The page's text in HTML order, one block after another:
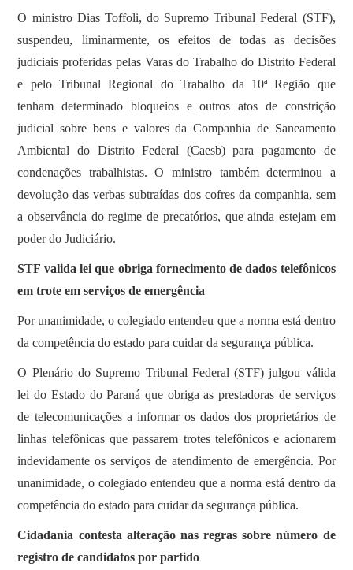
O ministro Dias Toffoli, do Supremo Tribunal Federal (STF),
suspendeu, liminarmente, os efeitos de todas as decisões
judiciais proferidas pelas Varas do Trabalho do Distrito Federal
e pelo Tribunal Regional do Trabalho da 10ª Região que
tenham determinado bloqueios e outros atos de constrição
judicial sobre bens e valores da Companhia de Saneamento
Ambiental do Distrito Federal (Caesb) para pagamento de
condenações trabalhistas. O ministro também determinou a
devolução das verbas subtraídas dos cofres da companhia, sem
a observância do regime de precatórios, que ainda estejam em
poder do Judiciário.
STF valida lei que obriga fornecimento de dados telefônicos
em trote em serviços de emergência
Por unanimidade, o colegiado entendeu que a norma está dentro
da competência do estado para cuidar da segurança pública.
O Plenário do Supremo Tribunal Federal (STF) julgou válida
lei do Estado do Paraná que obriga as prestadoras de serviços
de telecomunicações a informar os dados dos proprietários de
linhas telefônicas que passarem trotes telefônicos e acionarem
indevidamente os serviços de atendimento de emergência. Por
unanimidade, o colegiado entendeu que a norma está dentro da
competência do estado para cuidar da segurança pública.
Cidadania contesta alteração nas regras sobre número de
registro de candidatos por partido